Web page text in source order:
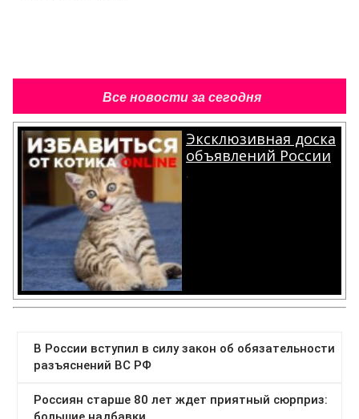
Все новости за сегодня
Эксклюзивная доска
объявлений России
.